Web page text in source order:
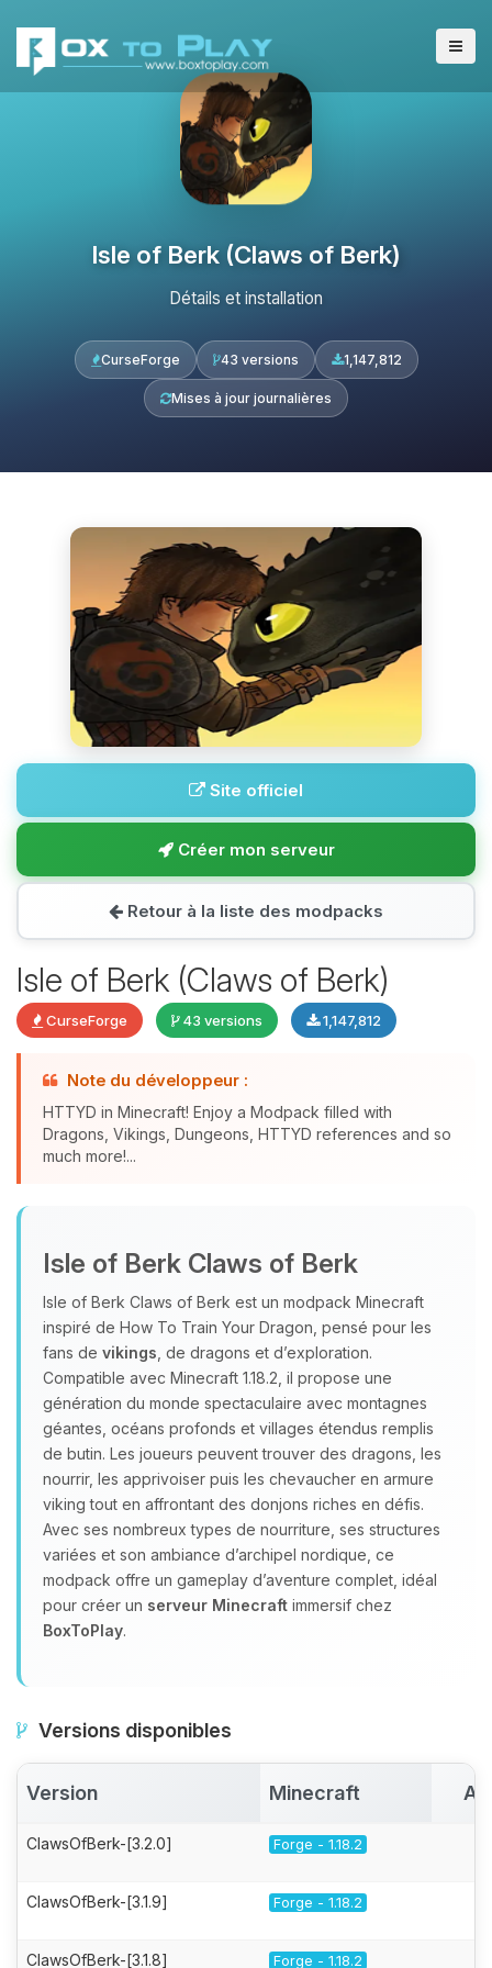
Isle of Berk (Claws of Berk)
Détails et installation
CurseForge 43 versions 1,147,812
Mises à jour journalières
Site officiel
Créer mon serveur
Retour à la liste des modpacks
Isle of Berk (Claws of Berk)
CurseForge 43 versions 1,147,812
Note du développeur :
HTTYD in Minecraft! Enjoy a Modpack filled with
Dragons, Vikings, Dungeons, HTTYD references and so
much more!...
Isle of Berk Claws of Berk
Isle of Berk Claws of Berk est un modpack Minecraft
inspiré de How To Train Your Dragon, pensé pour les
fans de vikings , de dragons et d’exploration.
Compatible avec Minecraft 1.18.2, il propose une
génération du monde spectaculaire avec montagnes
géantes, océans profonds et villages étendus remplis
de butin. Les joueurs peuvent trouver des dragons, les
nourrir, les apprivoiser puis les chevaucher en armure
viking tout en affrontant des donjons riches en défis.
Avec ses nombreux types de nourriture, ses structures
variées et son ambiance d’archipel nordique, ce
modpack offre un gameplay d’aventure complet, idéal
pour créer un serveur Minecraft immersif chez
BoxToPlay.
Versions disponibles
Version Minecraft
ClawsOfBerk-[3.2.0] Forge - 1.18.2
ClawsOfBerk-[3.1.9] Forge - 1.18.2
ClawsOfBerk-[3.1.8] Forge - 1.18.2
assistant BoxToPlay. Dis-moi ce dont
tu as besoin et je vais remuer mes
petits circuits pour t’aider.
08/08/2026 à 10:51